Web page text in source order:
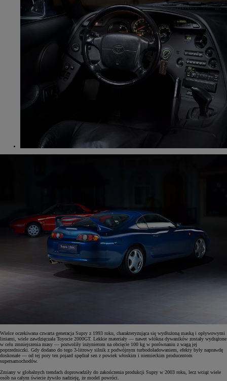
Wielce oczekiwana czwarta generacja Supry z 1993 roku, charakteryzująca się wydłużoną maską i opływowymi
liniami, wiele zawdzięczała Toyocie 2000GT. Lekkie materiały — nawet włókna dywaników zostały wydrążone
w celu zmniejszenia masy — pozwoliły inżynierom na obcięcie 100 kg w porównaniu z wagą jej
poprzedniczki. Gdy dodano do tego 3-litrowy silnik z podwójnym turbodoładowaniem, efekty były naprawdę
doskonałe — od tej pory ten pojazd spędzał sen z powiek włoskim i niemieckim producentom
supersamochodów.
Zmiany w globalnych trendach doprowadziły do zakończenia produkcji Supry w 2003 roku, lecz wciąż wiele
osób na całym świecie żywiło nadzieję, że model powróci.